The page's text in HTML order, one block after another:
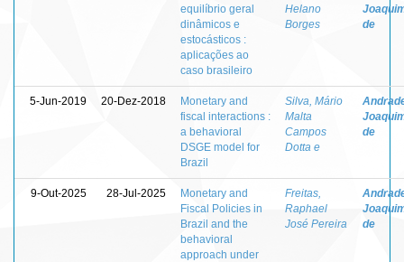
equilíbrio geral
dinâmicos e
estocásticos :
aplicações ao
caso brasileiro
Helano
Borges
de
5-Jun-2019 20-Dez-2018
Monetary and
fiscal interactions :
a behavioral
DSGE model for
Brazil
Silva, Mário
Malta
Campos
Dotta e
de
9-Out-2025 28-Jul-2025
Monetary and
Fiscal Policies in
Brazil and the
behavioral
approach under
Freitas,
Raphael
José Pereira
de